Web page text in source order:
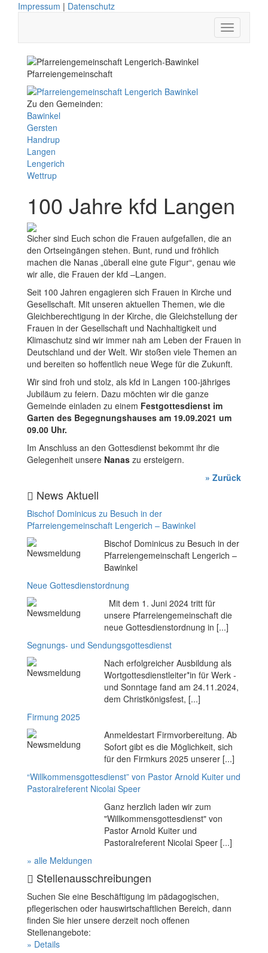
Impressum | Datenschutz
Pfarreiengemeinschaft
Zu den Gemeinden:
Bawinkel
Gersten
Handrup
Langen
Lengerich
Wettrup
100 Jahre kfd Langen
Sicher sind Euch schon die Frauen aufgefallen, die an
den Ortseingängen stehen. Bunt, rund und fröhlich
machen die Nanas „überall eine gute Figur“, genau wie
wir alle, die Frauen der kfd –Langen.
Seit 100 Jahren engagieren sich Frauen in Kirche und
Gesellschaft. Mit unseren aktuellen Themen, wie die
Gleichberechtigung in der Kirche, die Gleichstellung der
Frauen in der Gesellschaft und Nachhaltigkeit und
Klimaschutz sind wir immer nah am Leben der Frauen in
Deutschland und der Welt. Wir stoßen viele Themen an
und bereiten so hoffentlich neue Wege für die Zukunft.
Wir sind froh und stolz, als kfd in Langen 100-jähriges
Jubiläum zu feiern. Dazu möchten wir die ganze
Gemeinde einladen zu einem Festgottesdienst im
Garten des Begegnungshauses am 19.09.2021 um
09.00 Uhr.
Im Anschluss an den Gottesdienst bekommt ihr die
Gelegenheit unsere Nanas zu ersteigern.
» Zurück
News Aktuell
Bischof Dominicus zu Besuch in der
Pfarreiengemeinschaft Lengerich – Bawinkel
Bischof Dominicus zu Besuch in der
Pfarreiengemeinschaft Lengerich –
Bawinkel
Neue Gottesdienstordnung
Mit dem 1. Juni 2024 tritt für
unsere Pfarreiengemeinschaft die
neue Gottesdienstordnung in [...]
Segnungs- und Sendungsgottesdienst
Nach erfolgreicher Ausbildung als
Wortgottesdienstleiter*in für Werk -
und Sonntage fand am 24.11.2024,
dem Christkönigsfest, [...]
Firmung 2025
Anmeldestart Firmvorbereitung. Ab
Sofort gibt es die Möglichkeit, sich
für den Firmkurs 2025 unserer [...]
“Willkommensgottesdienst” von Pastor Arnold Kuiter und
Pastoralreferent Nicolai Speer
Ganz herzlich laden wir zum
"Willkommensgottesdienst" von
Pastor Arnold Kuiter und
Pastoralreferent Nicolai Speer [...]
» alle Meldungen
Stellenausschreibungen
Suchen Sie eine Beschäftigung im pädagogischen,
pflegerischen oder hauswirtschaftlichen Bereich, dann
finden Sie hier unsere derzeit noch offenen
Stellenangebote:
» Details